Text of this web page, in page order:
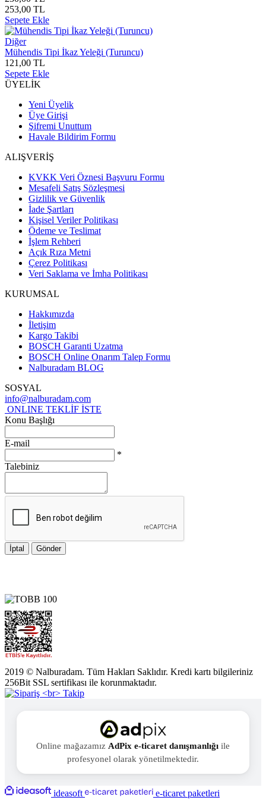
253,00 TL
Sepete Ekle
Diğer
Mühendis Tipi İkaz Yeleği (Turuncu)
121,00 TL
Sepete Ekle
ÜYELİK
Yeni Üyelik
Üye Girişi
Şifremi Unuttum
Havale Bildirim Formu
ALIŞVERİŞ
KVKK Veri Öznesi Başvuru Formu
Mesafeli Satış Sözleşmesi
Gizlilik ve Güvenlik
İade Şartları
Kişisel Veriler Politikası
Ödeme ve Teslimat
İşlem Rehberi
Açık Rıza Metni
Çerez Politikası
Veri Saklama ve İmha Politikası
KURUMSAL
Hakkımızda
İletişim
Kargo Takibi
BOSCH Garanti Uzatma
BOSCH Online Onarım Talep Formu
Nalburadam BLOG
SOSYAL
info@nalburadam.com
ONLINE TEKLİF İSTE
Konu Başlığı
E-mail
*
Talebiniz
İptal Gönder
2019 © Nalburadam. Tüm Hakları Saklıdır. Kredi kartı bilgileriniz
256Bit SSL sertifikası ile korunmaktadır.
Online mağazamız AdPix e-ticaret danışmanlığı ile
profesyonel olarak yönetilmektedir.
ideasoft
e-ticaret paketleri